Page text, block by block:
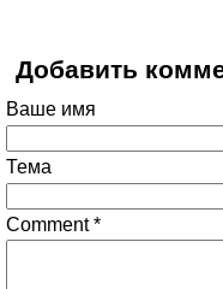
Добавить
Ваше имя
Тема
Comment*